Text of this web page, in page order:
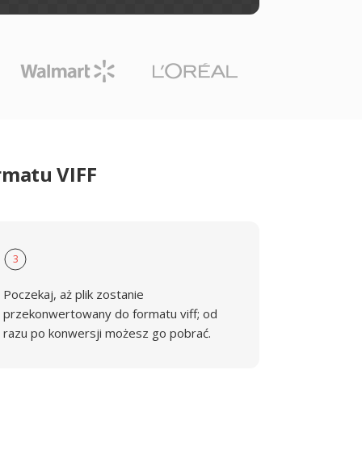
VIFF
3
Poczekaj, aż plik zostanie
przekonwertowany do formatu viff; od
razu po konwersji możesz go pobrać.